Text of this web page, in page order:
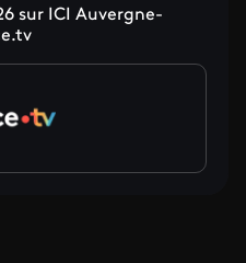
sur ICI Auvergne-
360°' sur Facebook
360°' sur X
Montagne 360°' sur LinkedIn